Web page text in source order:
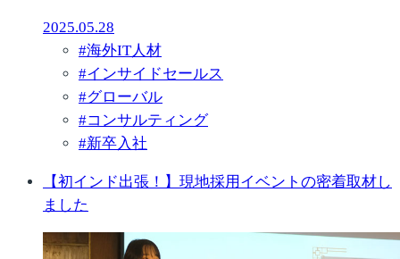
2025.05.28
#海外IT人材
#インサイドセールス
#グローバル
#コンサルティング
#新卒入社
【初インド出張！】現地採用イベントの密着取材し
ました